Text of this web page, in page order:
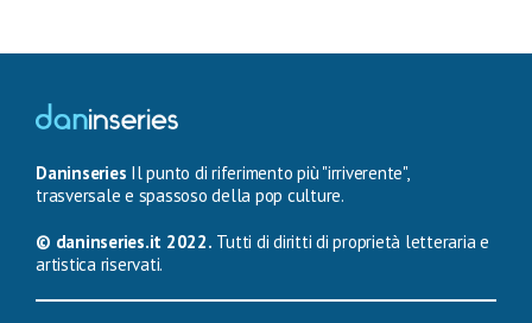
Daninseries Il punto di riferimento più "irriverente",
trasversale e spassoso della pop culture.
© daninseries.it 2022. Tutti di diritti di proprietà letteraria e
artistica riservati.